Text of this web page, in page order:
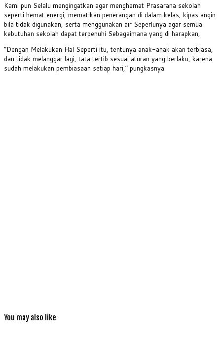
Kami pun Selalu mengingatkan agar menghemat Prasarana sekolah
seperti hemat energi, mematikan penerangan di dalam kelas, kipas angin
bila tidak digunakan, serta menggunakan air Seperlunya agar semua
kebutuhan sekolah dapat terpenuhi Sebagaimana yang di harapkan,
“Dengan Melakukan Hal Seperti itu, tentunya anak-anak akan terbiasa,
dan tidak melanggar lagi, tata tertib sesuai aturan yang berlaku, karena
sudah melakukan pembiasaan setiap hari,” pungkasnya.
You may also like